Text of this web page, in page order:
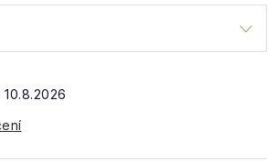
10.8.2026